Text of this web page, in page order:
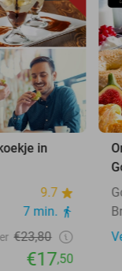
in
9.7
7 min.
€23,80
€17,50